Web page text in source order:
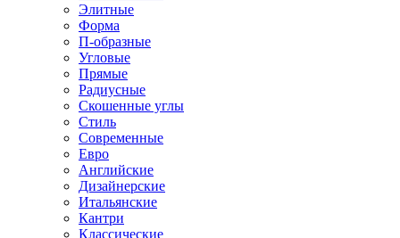
Элитные
Форма
П-образные
Угловые
Прямые
Радиусные
Скошенные углы
Стиль
Современные
Евро
Английские
Дизайнерские
Итальянские
Кантри
Классические